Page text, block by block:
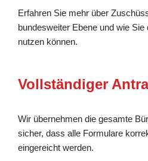
Erfahren Sie mehr über
bundesweiter Ebene und wie
nutzen können.
Vollständiger
Wir übernehmen die gesamte
sicher, dass alle Formulare
eingereicht werden.